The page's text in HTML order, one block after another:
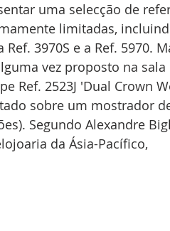
uma selecção de
limitadas,
3970S e a Ref. 5970.
vez proposto na sala
Ref. 2523J 'Dual Crown
sobre um mostrador
Segundo Alexandre
da Ásia-Pacífico,